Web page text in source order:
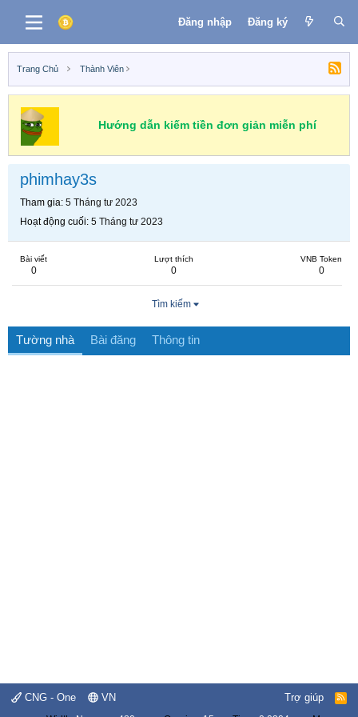
Đăng nhập Đăng ký
Trang Chủ Thành Viên
Hướng dẫn kiếm tiền đơn giản miễn phí
phimhay3s
Tham gia 5 Tháng tư 2023
Hoạt động cuối 5 Tháng tư 2023
Bài viết
0
Lượt thích
0
VNB Token
0
Tìm kiếm
Tường nhà Bài đăng Thông tin
CNG - One VN Trợ giúp
R